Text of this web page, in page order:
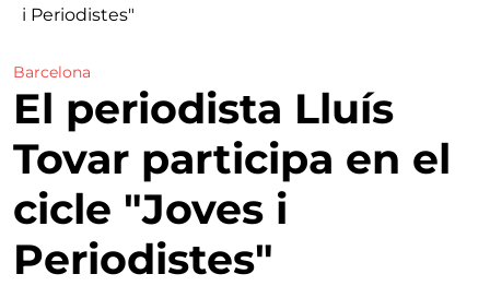
i Periodistes"
Barcelona
El periodista Lluís
Tovar participa en el
cicle "Joves i
Periodistes"